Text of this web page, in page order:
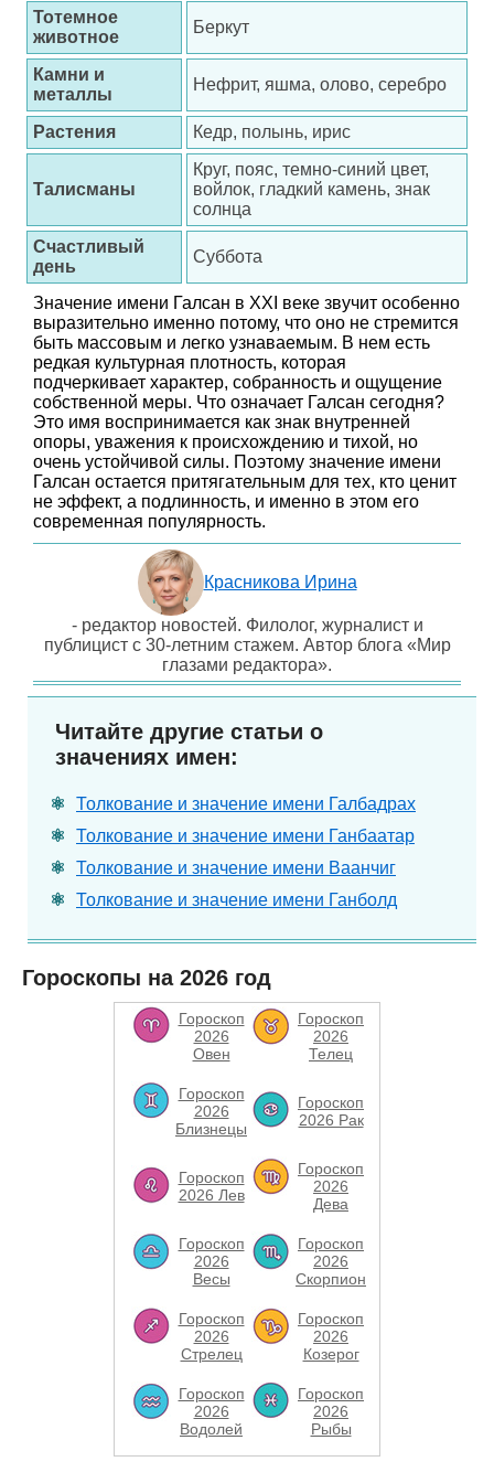
Тотемное
животное
Беркут
Камни и
металлы
Нефрит, яшма, олово, серебро
Растения Кедр, полынь, ирис
Талисманы
Круг, пояс, темно-синий цвет,
войлок, гладкий камень, знак
солнца
Счастливый
день
Суббота
Значение имени Галсан в XXI веке звучит особенно
выразительно именно потому, что оно не стремится
быть массовым и легко узнаваемым. В нем есть
редкая культурная плотность, которая
подчеркивает характер, собранность и ощущение
собственной меры. Что означает Галсан сегодня?
Это имя воспринимается как знак внутренней
опоры, уважения к происхождению и тихой, но
очень устойчивой силы. Поэтому значение имени
Галсан остается притягательным для тех, кто ценит
не эффект, а подлинность, и именно в этом его
современная популярность.
Красникова Ирина
- редактор новостей. Филолог, журналист и
публицист с 30-летним стажем. Автор блога «Мир
глазами редактора».
Читайте другие статьи о
значениях имен:
Толкование и значение имени Галбадрах
Толкование и значение имени Ганбаатар
Толкование и значение имени Ваанчиг
Толкование и значение имени Ганболд
Гороскопы на 2026 год
Гороскоп
2026
Овен
Гороскоп
2026
Телец
Гороскоп
2026
Близнецы
Гороскоп
2026 Рак
Гороскоп
2026 Лев
Гороскоп
2026
Дева
Гороскоп
2026
Весы
Гороскоп
2026
Скорпион
Гороскоп
2026
Стрелец
Гороскоп
2026
Козерог
Гороскоп
2026
Водолей
Гороскоп
2026
Рыбы